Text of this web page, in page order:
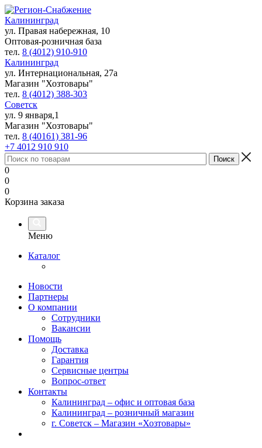
Калининград
ул. Правая набережная, 10
Оптовая-розничная база
тел. 8 (4012) 910-910
Калининград
ул. Интернациональная, 27а
Магазин "Хозтовары"
тел. 8 (4012) 388-303
Советск
ул. 9 января,1
Магазин "Хозтовары"
тел. 8 (40161) 381-96
+7 4012 910 910
0
0
0
Корзина заказа
Меню
Каталог
Новости
Партнеры
О компании
Сотрудники
Вакансии
Помощь
Доставка
Гарантия
Сервисные центры
Вопрос-ответ
Контакты
Калининград – офис и оптовая база
Калининград – розничный магазин
г. Советск – Магазин «Хозтовары»